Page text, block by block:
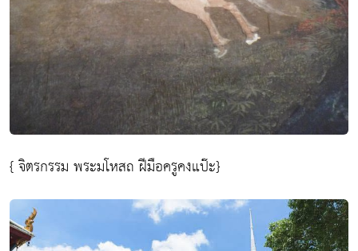
{ จิตรกรรม พระมโหสถ ฝีมือครูคงแป๊ะ}